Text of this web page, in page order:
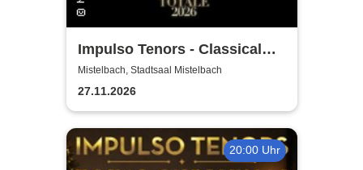
Impulso Tenors - Classical
Crossover
Mistelbach, Stadtsaal Mistelbach
27.11.2026
20:00 Uhr